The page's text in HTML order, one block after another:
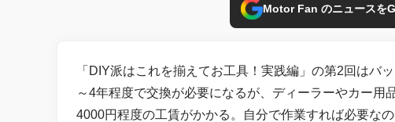
Motor Fan のニュースを
「DIY派はこれを揃えてお工具！実践編」の第2回はバ
～4年程度で交換が必要になるが、ディーラーやカー用
4000円程度の工賃がかかる。自分で作業すれば必要な